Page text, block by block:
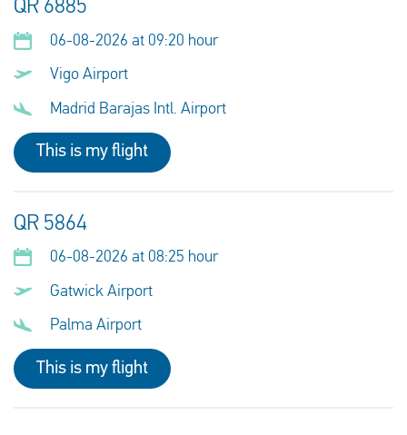
QR 6885
06-08-2026 at 09:20 hour
Vigo Airport
Madrid Barajas Intl. Airport
This is my flight
QR 5864
06-08-2026 at 08:25 hour
Gatwick Airport
Palma Airport
This is my flight